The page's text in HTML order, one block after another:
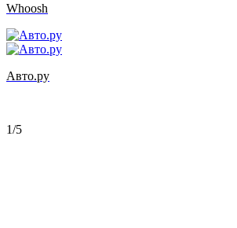
Whoosh
Авто.ру
1/5